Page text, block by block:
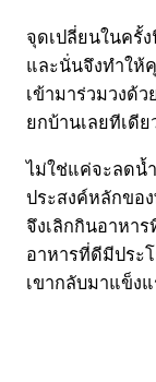
จุดเปลี่ยนในครั้
และนั่นจึงทำให้
เข้ามาร่วมวงด้
ยกบ้านเลยทีเดีย
ไม่ใช่แค่จะลดน้
ประสงค์หลักขอ
จึงเลิกกินอาหา
อาหารที่ดีมีประ
เขากลับมาแข็ง